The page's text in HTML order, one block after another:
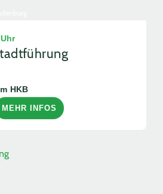
HKB
MEHR INFOS